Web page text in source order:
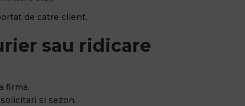
de catre client.
sau ridicare
firma.
si sezon.